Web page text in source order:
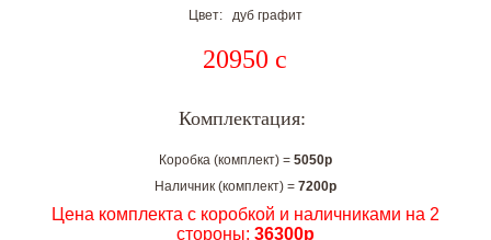
Цвет: дуб графит
20950 c
Комплектация:
Коробка (комплект) = 5050р
Наличник (комплект) = 7200р
Цена комплекта с коробкой и наличниками на 2
стороны: 36300р